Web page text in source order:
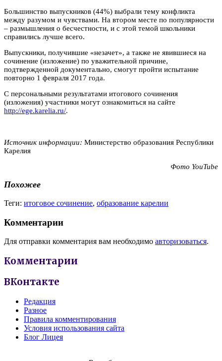
Большинство выпускников (44%) выбрали тему конфликта
между разумом и чувствами. На втором месте по популярности
– размышления о бесчестности, и с этой темой школьники
справились лучше всего.
Выпускники, получившие «незачет», а также не явившиеся на
сочинение (изложение) по уважительной причине,
подтвержденной документально, смогут пройти испытание
повторно 1 февраля 2017 года.
С персональными результатами итогового сочинения
(изложения) участники могут ознакомиться на сайте
http://ege.karelia.ru/.
Источник информации: Министерство образования Республики
Карелия
Фото YouTube
Похожее
Теги: итоговое сочинение, образование карелии
Комментарии
Для отправки комментария вам необходимо авторизоваться.
Комментарии
ВКонтакте
Редакция
Разное
Правила комментирования
Условия использования сайта
Блог Лицея